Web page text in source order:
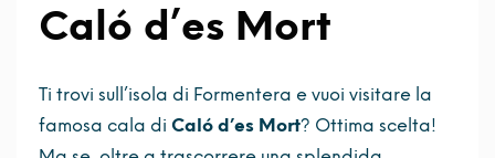
Caló d’es Mort
Ti trovi sull’isola di Formentera e vuoi visitare la
famosa cala di Caló d’es Mort? Ottima scelta!